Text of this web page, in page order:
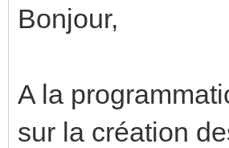
Bonjour,
A la
sur la création